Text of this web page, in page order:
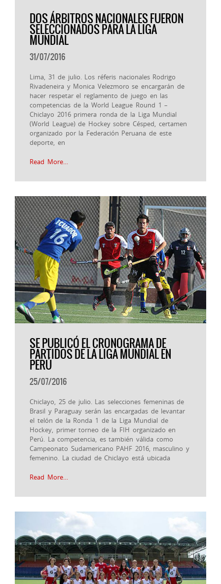
DOS ÁRBITROS NACIONALES FUERON
SELECCIONADOS PARA LA LIGA
MUNDIAL
31/07/2016
Lima, 31 de julio. Los réferis nacionales Rodrigo
Rivadeneira y Monica Velezmoro se encargarán de
hacer respetar el reglamento de juego en las
competencias de la World League Round 1 –
Chiclayo 2016 primera ronda de la Liga Mundial
(World League) de Hockey sobre Césped, certamen
organizado por la Federación Peruana de este
deporte, en
Read More…
SE PUBLICÓ EL CRONOGRAMA DE
PARTIDOS DE LA LIGA MUNDIAL EN
PERÚ
25/07/2016
Chiclayo, 25 de julio. Las selecciones femeninas de
Brasil y Paraguay serán las encargadas de levantar
el telón de la Ronda 1 de la Liga Mundial de
Hockey, primer torneo de la FIH organizado en
Perú. La competencia, es también válida como
Campeonato Sudamericano PAHF 2016, masculino y
femenino. La ciudad de Chiclayo está ubicada
Read More…